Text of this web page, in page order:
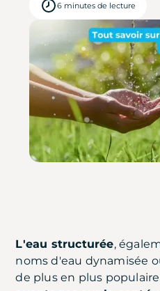
6 minutes de lecture
L'eau structurée,
noms d'eau dynamisée
de plus en plus